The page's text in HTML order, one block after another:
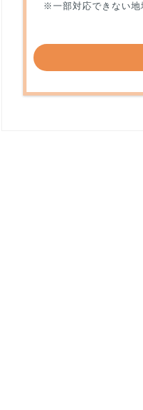
※一部対応できない地